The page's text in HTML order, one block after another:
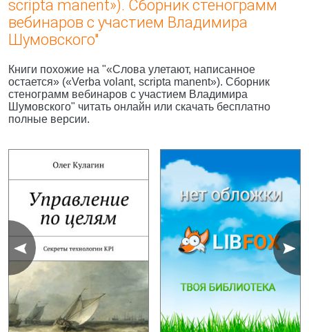
scripta manent»). Сборник стенограмм
вебинаров с участием Владимира
Шумовского"
Книги похожие на "«Слова улетают, написанное
остается» («Verba volant, scripta manent»). Сборник
стенограмм вебинаров с участием Владимира
Шумовского" читать онлайн или скачать бесплатно
полные версии.